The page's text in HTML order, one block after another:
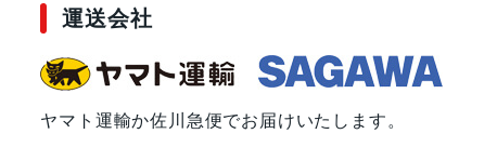
運送会社
ヤマト運輸か佐川急便でお届けいたします。